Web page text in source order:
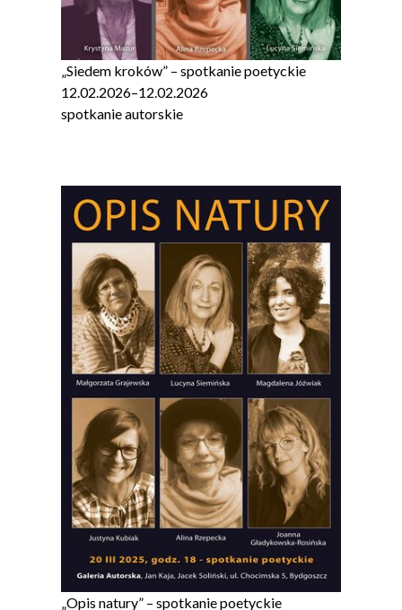
„Siedem kroków” – spotkanie poetyckie
12.02.2026–12.02.2026
spotkanie autorskie
„Opis natury” – spotkanie poetyckie